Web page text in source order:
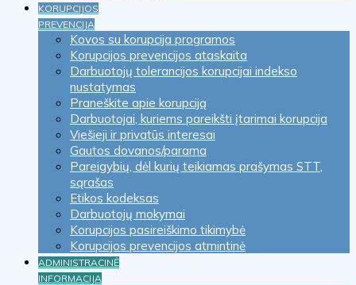
KORUPCIJOS
PREVENCIJA
Kovos su korupcija programos
Korupcijos prevencijos ataskaita
Darbuotojų tolerancijos korupcijai indekso
nustatymas
Praneškite apie korupciją
Darbuotojai, kuriems pareikšti įtarimai korupcija
Viešieji ir privatūs interesai
Gautos dovanos/parama
Pareigybių, dėl kurių teikiamas prašymas STT,
sąrašas
Etikos kodeksas
Darbuotojų mokymai
Korupcijos pasireiškimo tikimybė
Korupcijos prevencijos atmintinė
ADMINISTRACINĖ
INFORMACIJA